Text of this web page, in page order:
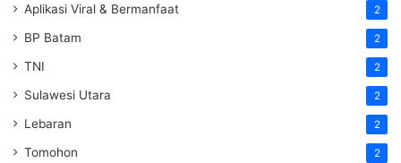
Aplikasi Viral & Bermanfaat 2
BP Batam 2
TNI 2
Sulawesi Utara 2
Lebaran 2
Tomohon 2